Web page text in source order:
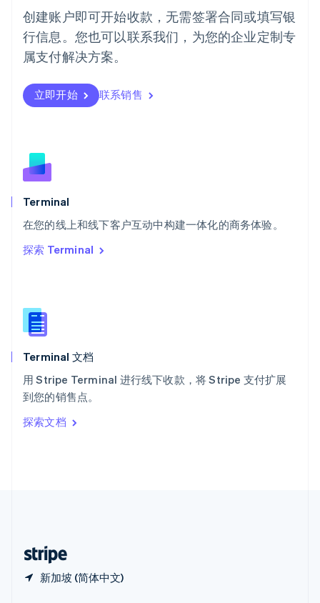
创建账户即可开始收款，无需签署合同或填写银
行信息。您也可以联系我们，为您的企业定制专
属支付解决方案。
立即开始 联系销售
Terminal
在您的线上和线下客户互动中构建一体化的商务体验。
探索 Terminal
Terminal 文档
用 Stripe Terminal 进行线下收款，将 Stripe 支付扩展
到您的销售点。
探索文档
新加坡 (简体中文)
葡萄牙
Português English
日本
日本語English
瑞典
瑞士
DeutschFrançais
斯洛伐克
English
斯洛文尼亚
泰国
ไทยEnglish
English
English
新西兰
匈牙利
意大利
ItalianoEnglish
印度
English